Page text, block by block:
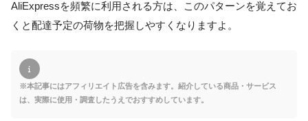
AliExpressを頻繁に利用される方は、このパターンを覚えてお
くと配達予定の荷物を把握しやすくなりますよ。
※本記事にはアフィリエイト広告を含みます。紹介している商品・サービス
は、実際に使用・調査したうえでおすすめしています。